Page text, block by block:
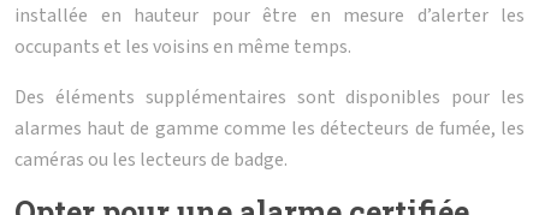
installée en hauteur pour être en mesure d’alerter les
occupants et les voisins en même temps.
Des éléments supplémentaires sont disponibles pour les
alarmes haut de gamme comme les détecteurs de fumée, les
caméras ou les lecteurs de badge.